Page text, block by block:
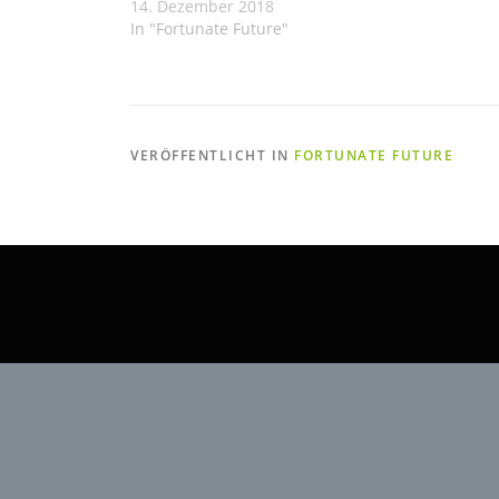
14. Dezember 2018
In "Fortunate Future"
VERÖFFENTLICHT IN FORTUNATE FUTURE